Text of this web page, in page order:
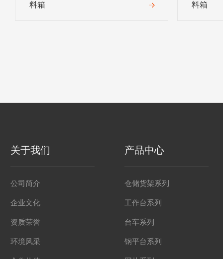
料箱 料箱
关于我们
公司简介
企业文化
资质荣誉
环境风采
产品中心
仓储货架系列
工作台系列
台车系列
钢平台系列